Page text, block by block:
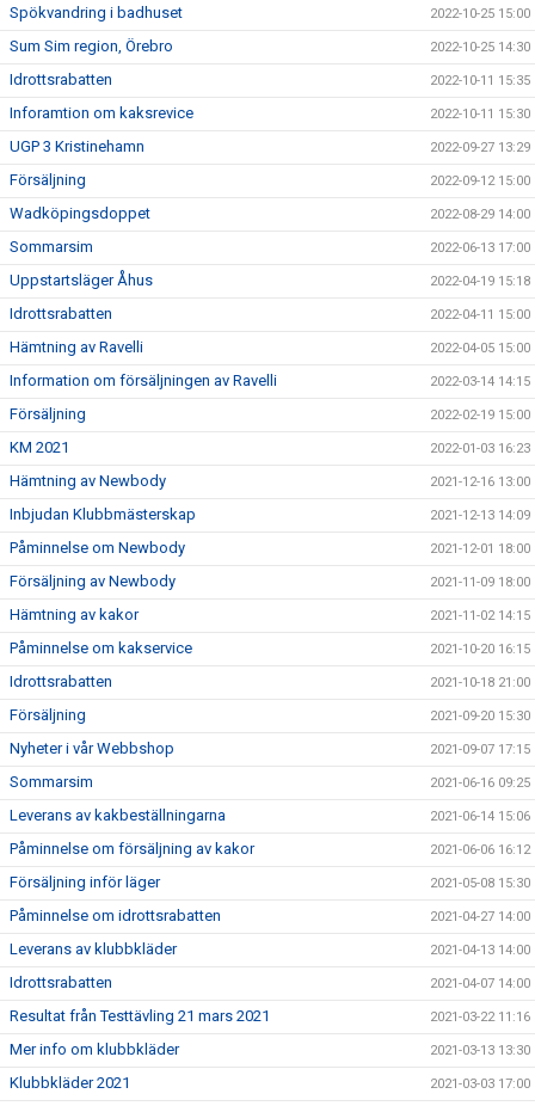
Spökvandring i badhuset 2022-10-25 15:00
Sum Sim region, Örebro 2022-10-25 14:30
Idrottsrabatten 2022-10-11 15:35
Inforamtion om kaksrevice 2022-10-11 15:30
UGP 3 Kristinehamn 2022-09-27 13:29
Försäljning 2022-09-12 15:00
Wadköpingsdoppet 2022-08-29 14:00
Sommarsim 2022-06-13 17:00
Uppstartsläger Åhus 2022-04-19 15:18
Idrottsrabatten 2022-04-11 15:00
Hämtning av Ravelli 2022-04-05 15:00
Information om försäljningen av Ravelli 2022-03-14 14:15
Försäljning 2022-02-19 15:00
KM 2021 2022-01-03 16:23
Hämtning av Newbody 2021-12-16 13:00
Inbjudan Klubbmästerskap 2021-12-13 14:09
Påminnelse om Newbody 2021-12-01 18:00
Försäljning av Newbody 2021-11-09 18:00
Hämtning av kakor 2021-11-02 14:15
Påminnelse om kakservice 2021-10-20 16:15
Idrottsrabatten 2021-10-18 21:00
Försäljning 2021-09-20 15:30
Nyheter i vår Webbshop 2021-09-07 17:15
Sommarsim 2021-06-16 09:25
Leverans av kakbeställningarna 2021-06-14 15:06
Påminnelse om försäljning av kakor 2021-06-06 16:12
Försäljning inför läger 2021-05-08 15:30
Påminnelse om idrottsrabatten 2021-04-27 14:00
Leverans av klubbkläder 2021-04-13 14:00
Idrottsrabatten 2021-04-07 14:00
Resultat från Testtävling 21 mars 2021 2021-03-22 11:16
Mer info om klubbkläder 2021-03-13 13:30
Klubbkläder 2021 2021-03-03 17:00